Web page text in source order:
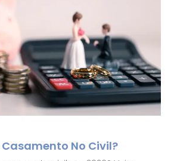
No Civil?